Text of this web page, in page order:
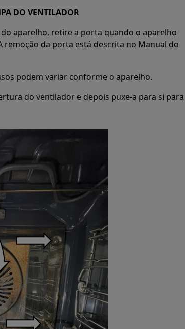
DO VENTILADOR
aparelho, retire a porta quando o aparelho
remoção da porta está descrita no Manual do
podem variar conforme o aparelho.
do ventilador e depois puxe-a para si para